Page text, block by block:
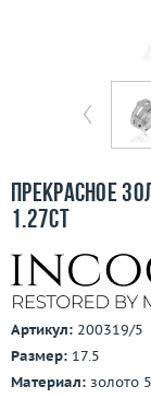
О компании
Контакты
3D-тур по
Прекрасное
1.27ct
Артикул: 200319/5
Размер: 17.5
Материал: золото